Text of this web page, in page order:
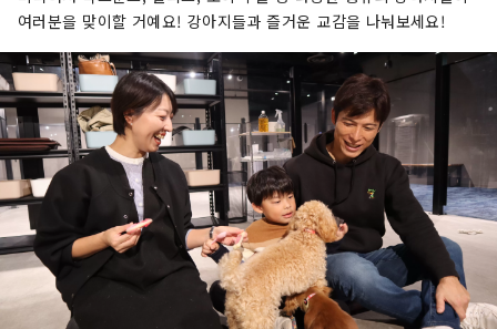
여러분을 맞이할 거예요! 강아지들과 즐거운 교감을 나눠보세요!